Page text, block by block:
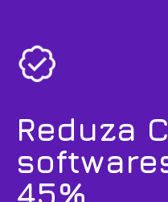
Reduza
45%